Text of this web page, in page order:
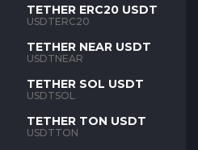
TETHER ERC20 USDT
USDTERC20
TETHER NEAR USDT
USDTNEAR
TETHER SOL USDT
USDTSOL
TETHER TON USDT
USDTTON